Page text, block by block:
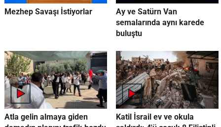
Mezhep Savaşı İstiyorlar
Ay ve Satürn Van
semalarında aynı karede
buluştu
Atla gelin almaya giden
Katil İsrail ev ve okula